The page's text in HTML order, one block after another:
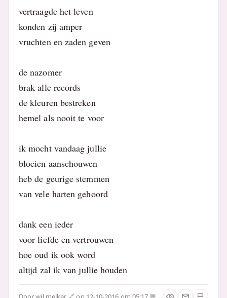
vertraagde het leven
konden zij amper
vruchten en zaden geven
de nazomer
brak alle records
de kleuren bestreken
hemel als nooit te voor
ik mocht vandaag jullie
bloeien aanschouwen
heb de geurige stemmen
van vele harten gehoord
dank een ieder
voor liefde en vertrouwen
hoe oud ik ook word
altijd zal ik van jullie houden